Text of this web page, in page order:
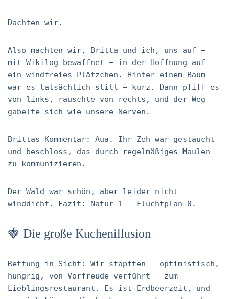
Dachten wir.
Also machten wir, Britta und ich, uns auf –
mit Wikilog bewaffnet – in der Hoffnung auf
ein windfreies Plätzchen. Hinter einem Baum
war es tatsächlich still – kurz. Dann pfiff es
von links, rauschte von rechts, und der Weg
gabelte sich wie unsere Nerven.
Brittas Kommentar: Aua. Ihr Zeh war gestaucht
und beschloss, das durch regelmäßiges Maulen
zu kommunizieren.
Der Wald war schön, aber leider nicht
winddicht. Fazit: Natur 1 – Fluchtplan 0.
🍓 Die große Kuchenillusion
Rettung in Sicht: Wir stapften – optimistisch,
hungrig, von Vorfreude verführt – zum
Lieblingsrestaurant. Es ist Erdbeerzeit, und